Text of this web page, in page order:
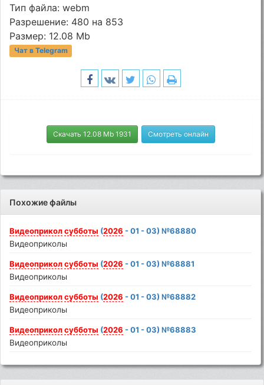
Тип файла: webm
Разрешение: 480 на 853
Размер: 12.08 Mb
Чат в Telegram
Скачать 12.08 Mb 1931 Смотреть онлайн
Похожие файлы
Видеоприкол субботы (2026 - 01 - 03) №68880
Видеоприколы
Видеоприкол субботы (2026 - 01 - 03) №68881
Видеоприколы
Видеоприкол субботы (2026 - 01 - 03) №68882
Видеоприколы
Видеоприкол субботы (2026 - 01 - 03) №68883
Видеоприколы